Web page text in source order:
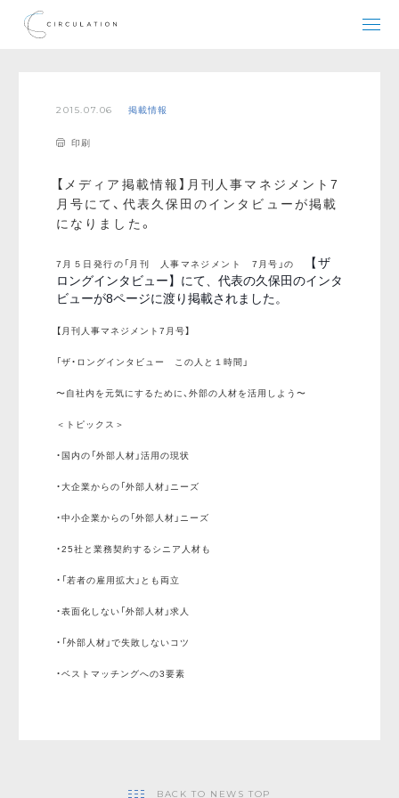
2015.07.06 掲載情報
印刷
【メディア掲載情報】月刊人事マネジメント7
月号にて、代表久保田のインタビューが掲載
になりました。
7月５日発行の「月刊 人事マネジメント 7月号」の
【ザ
ロングインタビュー】にて、代表の久保田のインタ
ビューが8ページに渡り掲載されました。
【月刊人事マネジメント7月号】
「ザ・ロングインタビュー この人と１時間」
〜自社内を元気にするために、外部の人材を活用しよう〜
＜トピックス＞
・国内の「外部人材」活用の現状
・大企業からの「外部人材」ニーズ
・中小企業からの「外部人材」ニーズ
・25社と業務契約するシニア人材も
・「若者の雇用拡大」とも両立
・表面化しない「外部人材」求人
・「外部人材」で失敗しないコツ
・ベストマッチングへの3要素
BACK TO NEWS TOP